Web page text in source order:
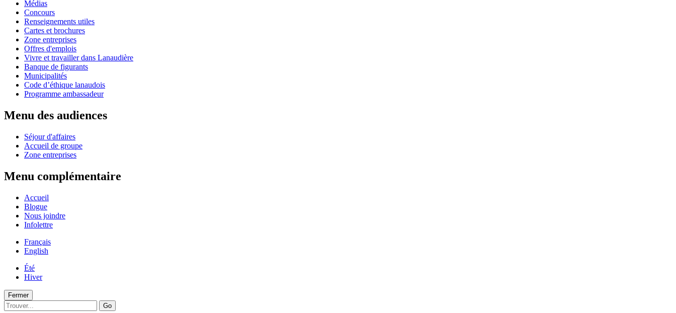
Médias
Concours
Renseignements utiles
Cartes et brochures
Zone entreprises
Offres d'emplois
Vivre et travailler dans Lanaudière
Banque de figurants
Municipalités
Code d’éthique lanaudois
Programme ambassadeur
Menu des audiences
Séjour d'affaires
Accueil de groupe
Zone entreprises
Menu complémentaire
Accueil
Blogue
Nous joindre
Infolettre
Français
English
Été
Hiver
Fermer
Go